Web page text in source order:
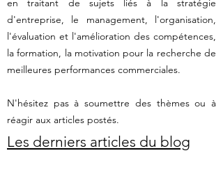
en traitant de sujets liés à la stratégie
d'entreprise, le management, l'organisation,
l'évaluation et l'amélioration des compétences,
la formation, la motivation pour la recherche de
meilleures performances commerciales.
N'hésitez pas à soumettre des thèmes ou à
réagir aux articles postés.
Les derniers articles du blog